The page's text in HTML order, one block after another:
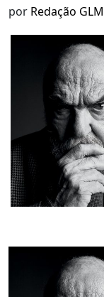
por Redação